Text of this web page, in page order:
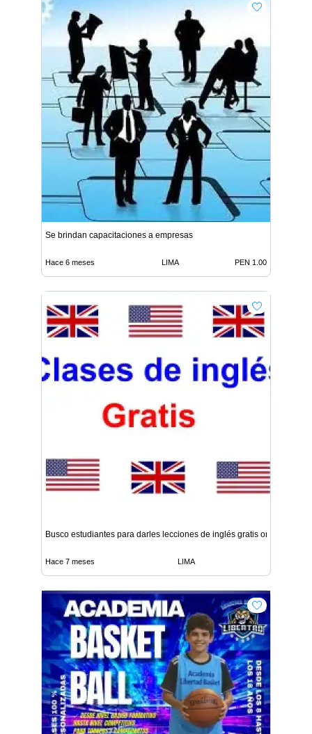
Se brindan capacitaciones a empresas
Hace 6 meses LIMA PEN 1.00
Busco estudiantes para darles lecciones de inglés gratis onl
Hace 7 meses LIMA